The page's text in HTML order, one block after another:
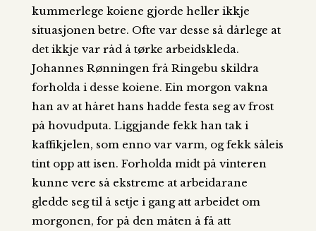
kummerlege koiene gjorde heller ikkje
situasjonen betre. Ofte var desse så dårlege at
det ikkje var råd å tørke arbeidskleda.
Johannes Rønningen frå Ringebu skildra
forholda i desse koiene. Ein morgon vakna
han av at håret hans hadde festa seg av frost
på hovudputa. Liggjande fekk han tak i
kaffikjelen, som enno var varm, og fekk såleis
tint opp att isen. Forholda midt på vinteren
kunne vere så ekstreme at arbeidarane
gledde seg til å setje i gang att arbeidet om
morgonen, for på den måten å få att